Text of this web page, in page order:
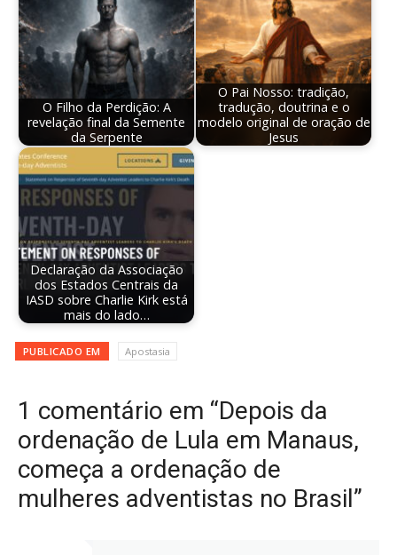
O Filho da Perdição: A
revelação final da Semente
da Serpente
O Pai Nosso: tradição,
tradução, doutrina e o
modelo original de oração de
Jesus
Declaração da Associação
dos Estados Centrais da
IASD sobre Charlie Kirk está
mais do lado…
PUBLICADO EM Apostasia
1 comentário em “Depois da
ordenação de Lula em Manaus,
começa a ordenação de
mulheres adventistas no Brasil”